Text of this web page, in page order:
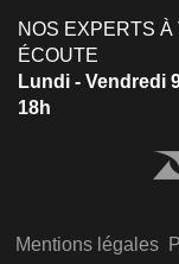
NOS EXPERTS À
ÉCOUTE
Lundi - Vendredi
18h
Mentions légales